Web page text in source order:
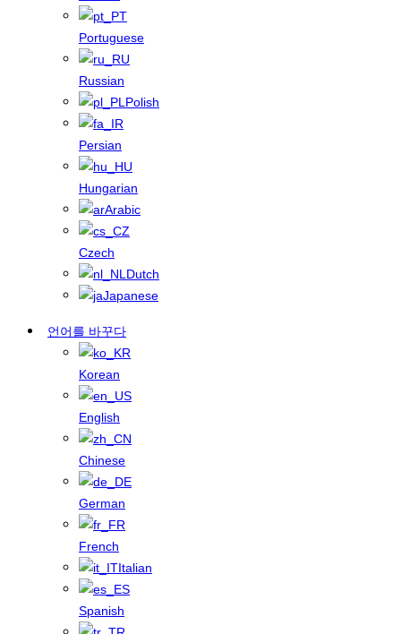
Portuguese
Russian
Polish
Persian
Hungarian
Arabic
Czech
Dutch
Japanese
언어를 바꾸다
Korean
English
Chinese
German
French
Italian
Spanish